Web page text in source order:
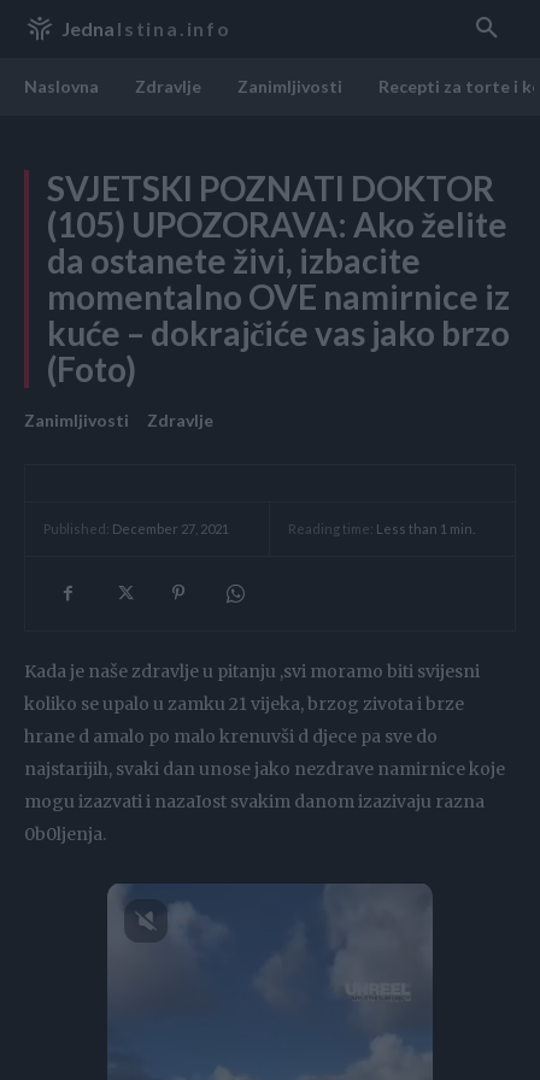
Jedna Istina.info
Naslovna Zdravlje Zanimljivosti Recepti za torte i
SVJETSKI POZNATI DOKTOR
(105) UPOZORAVA: Ako želite
da ostanete živi, izbacite
momentaIno OVE namirnice iz
kuće – dokrajčiće vas jako brzo
(Foto)
Zanimljivosti Zdravlje
Published: December 27, 2021 Reading time: Less than 1 min.
Kada je naše zdravlje u pitanju ,svi moramo biti svijesni
koliko se upalo u zamku 21 vijeka, brzog zivota i brze
hrane d amalo po malo krenuvši d djece pa sve do
najstarijih, svaki dan unose jako nezdrave namirnice koje
mogu izazvati i nazaIost svakim danom izazivaju razna
0b0ljenja.